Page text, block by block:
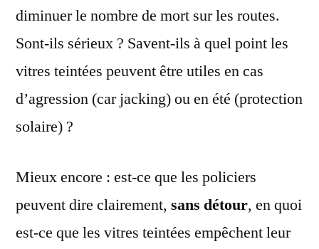
diminuer le nombre de mort sur les routes.
Sont-ils sérieux ? Savent-ils à quel point les
vitres teintées peuvent être utiles en cas
d’agression (car jacking) ou en été (protection
solaire) ?
Mieux encore : est-ce que les policiers
peuvent dire clairement, sans détour, en quoi
est-ce que les vitres teintées empêchent leur